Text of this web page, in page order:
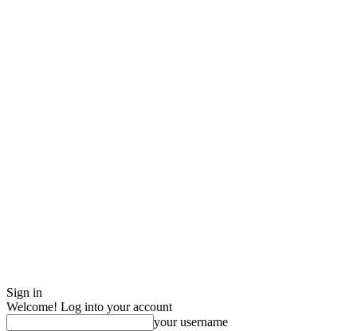
Sign in
Welcome! Log into your account
your username